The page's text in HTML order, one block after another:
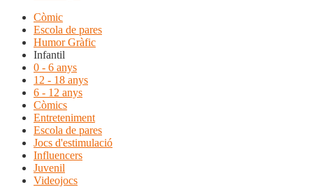
Còmic
Escola de pares
Humor Gràfic
Infantil
0 - 6 anys
12 - 18 anys
6 - 12 anys
Còmics
Entreteniment
Escola de pares
Jocs d'estimulació
Influencers
Juvenil
Videojocs